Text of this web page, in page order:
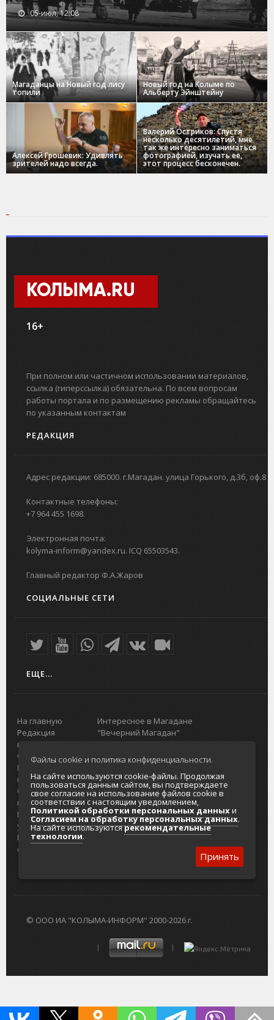
05-июл, 12:08
Магаданцы на Новый год лису
топили
Новый год на Колыме по
Альберту Эйнштейну
Алексей Грошевик: Удивлять
зрителей надо всегда.
Валерий Остриков: Спустя
несколько десятилетий, мне
так же интересно заниматься
фотографией, изучать ее,
этот процесс бесконечен.
КОЛЫМА.RU
16+
При полном или частичном использовании материалов,
ссылка (гиперссылка) обязательна. По всем вопросам
работы портала и по размещению рекламы обращайтесь
по указанным контактам
РЕДАКЦИЯ
Адрес редакции: 685000. г.Магадан. улица Горького, д.3б, оф.8
Контактные телефоны:
+7 964 455 1698.
Электронная почта:
kolyma-inform@yandex.ru. ICQ 65503543.
Главный редактор Ф.А.Жаров
СОЦИАЛЬНЫЕ СЕТИ
ЕЩЕ...
На главную
Редакция
портала
О проекте
Реклама на
портале
Отзывы и
предложения
Интернет-
услуги
Разработка
сайтов
Интересное в Магадане
"Вечерний Магадан"
Городская доска объявлений
Реклама
Главный туристический портал
Колымы
Политика в отношении обработки
персональных данных
Согласие на обработку персональных
данных
© ООО ИА "КОЛЫМА-ИНФОРМ" 2000-2026 г.
Файлы cookie и политика конфиденциальности.
На сайте используются cookie-файлы. Продолжая
пользоваться данным сайтом, вы подтверждаете
свое согласие на использование файлов cookie в
соответствии с настоящим уведомлением,
Политикой обработки персональных данныхи
Согласием на обработку персональных данных.
На сайте используютсярекомендательные
технологии.
Принять